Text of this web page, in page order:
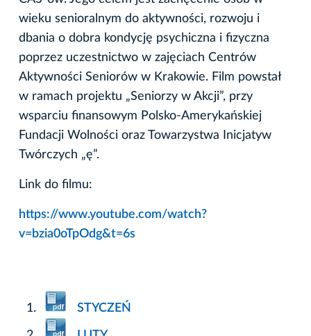
wieku senioralnym do aktywności, rozwoju i
dbania o dobra kondycję psychiczna i fizyczna
poprzez uczestnictwo w zajęciach Centrów
Aktywności Seniorów w Krakowie. Film powstał
w ramach projektu „Seniorzy w Akcji”, przy
wsparciu finansowym Polsko-Amerykańskiej
Fundacji Wolności oraz Towarzystwa Inicjatyw
Twórczych „ę”.
Link do filmu:
https://www.youtube.com/watch?
v=bzia0oTpOdg&t=6s
STYCZEŃ